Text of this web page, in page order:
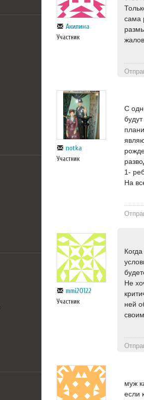
Акилина
Участник
сама
notka
Участник
С
1-
На
mmi20122
Участник
Не
ней
муж
если